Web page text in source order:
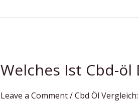
Welches Ist Cbd-öl
Leave a Comment/Cbd Öl
Welches
Cbd-